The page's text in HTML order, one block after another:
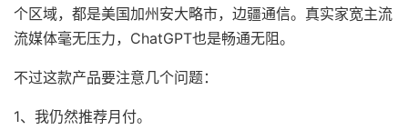
个区域，都是美国加州安大略市，边疆通信。真实家宽主流
流媒体毫无压力，ChatGPT也是畅通无阻。
不过这款产品要注意几个问题：
1、我仍然推荐月付。